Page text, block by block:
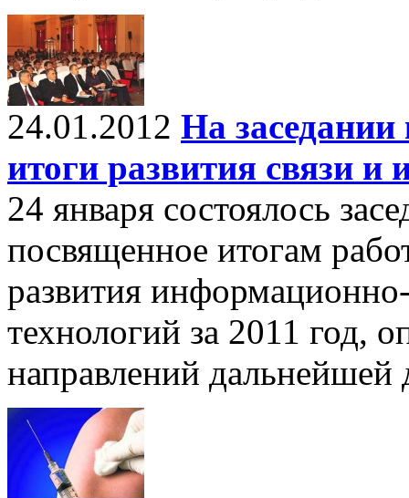
24.01.2012 На
итоги развития связи и
24 января состоялось
посвященное итогам
развития
технологий за 2011 год,
направлений дальнейшей